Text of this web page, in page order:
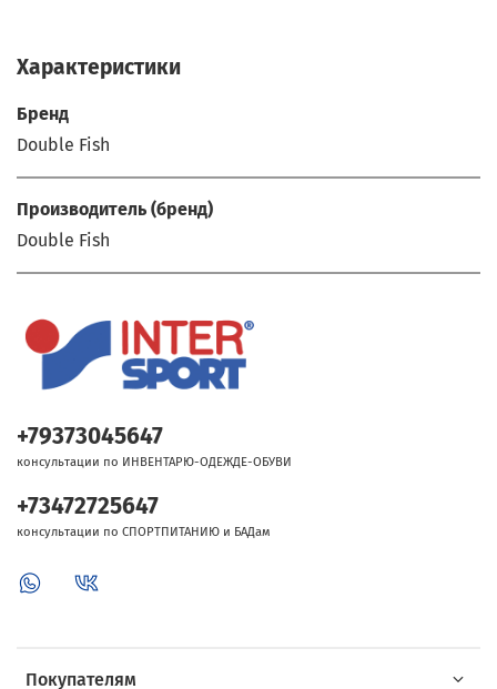
Характеристики
Бренд
Double Fish
Производитель (бренд)
Double Fish
Покупателям
+79373045647
консультации по ИНВЕНТАРЮ-ОДЕЖДЕ-ОБУВИ
+73472725647
консультации по СПОРТПИТАНИЮ и БАДам